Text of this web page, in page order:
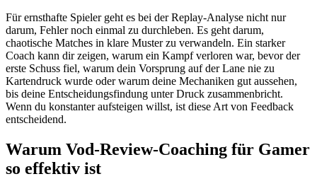
Für ernsthafte Spieler geht es bei der Replay-Analyse nicht nur
darum, Fehler noch einmal zu durchleben. Es geht darum,
chaotische Matches in klare Muster zu verwandeln. Ein starker
Coach kann dir zeigen, warum ein Kampf verloren war, bevor der
erste Schuss fiel, warum dein Vorsprung auf der Lane nie zu
Kartendruck wurde oder warum deine Mechaniken gut aussehen,
bis deine Entscheidungsfindung unter Druck zusammenbricht.
Wenn du konstanter aufsteigen willst, ist diese Art von Feedback
entscheidend.
Warum Vod-Review-Coaching für Gamer
so effektiv ist